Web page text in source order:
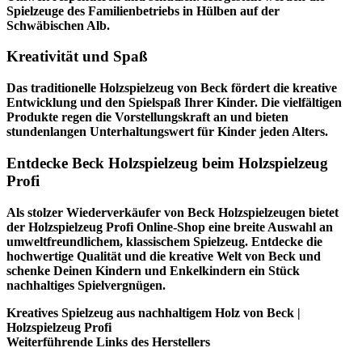
Spielzeuge des Familienbetriebs in Hülben auf der
Schwäbischen Alb.
Kreativität und Spaß
Das traditionelle Holzspielzeug von Beck fördert die kreative
Entwicklung und den Spielspaß Ihrer Kinder. Die vielfältigen
Produkte regen die Vorstellungskraft an und bieten
stundenlangen Unterhaltungswert für Kinder jeden Alters.
Entdecke Beck Holzspielzeug beim Holzspielzeug
Profi
Als stolzer Wiederverkäufer von Beck Holzspielzeugen bietet
der Holzspielzeug Profi Online-Shop eine breite Auswahl an
umweltfreundlichem, klassischem Spielzeug. Entdecke die
hochwertige Qualität und die kreative Welt von Beck und
schenke Deinen Kindern und Enkelkindern ein Stück
nachhaltiges Spielvergnügen.
Kreatives Spielzeug aus nachhaltigem Holz von Beck |
Holzspielzeug Profi
Weiterführende Links des Herstellers